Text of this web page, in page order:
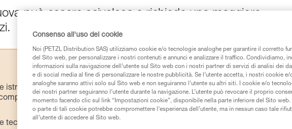
può essere scivolosa e richiede una maggiore
istruzioni tecniche dei prodotti utilizzati in questo consiglio prima di
le informazioni dell’istruzione tecnica per poter capire queste
tecniche richiede una formazione ed un addestramento specifico.
Consenso all'uso dei cookie
Noi (PETZL Distribution SAS) utilizziamo cookie e/o tecnologie analoghe per garantire il corretto
del Sito web, per personalizzare i nostri contenuti e annunci e analizzare il traffico. Condividiamo,
informazioni sulla navigazione dell’utente sul Sito web con i nostri partner di servizi di analisi dei
e di social media al fine di personalizzare le nostre pubblicità. Se l’utente accetta, i nostri cookie
analoghe saranno attivi solo sul Sito web e non seguiranno l’utente su altri siti. I cookie e/o
dei nostri partner seguiranno l’utente durante la navigazione. L’utente può revocare il proprio
momento facendo clic sul link “Impostazioni cookie”, disponibile nella parte inferiore del Sito
o parte di tali cookie potrebbe compromettere l’esperienza dell’utente, ma in nessun caso tale
all’utente di accedere al Sito web.